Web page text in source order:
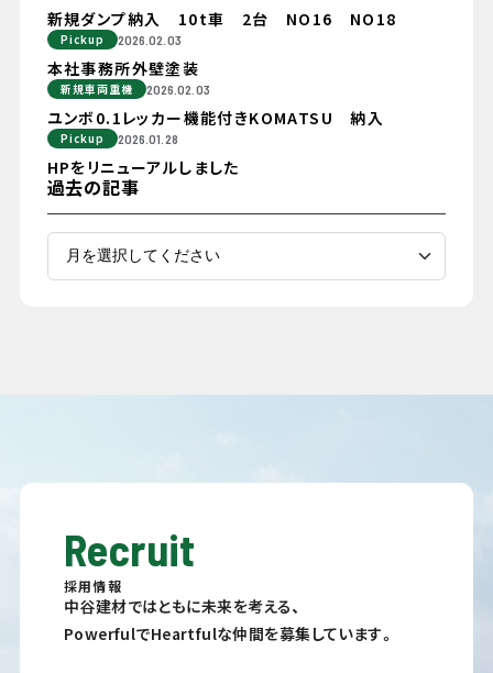
新規ダンプ納入 10t車 2台 NO16 NO18
Pickup 2026.02.03
本社事務所外壁塗装
新規車両重機 2026.02.03
ユンボ0.1レッカー機能付きKOMATSU 納入
Pickup 2026.01.28
HPをリニューアルしました
過去の記事
Recruit
採用情報
中谷建材ではともに未来を考える、
PowerfulでHeartfulな仲間を募集しています。